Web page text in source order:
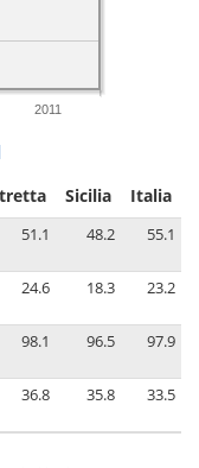
2011
Sicilia Italia
51.1 48.2 55.1
24.6 18.3 23.2
98.1 96.5 97.9
36.8 35.8 33.5